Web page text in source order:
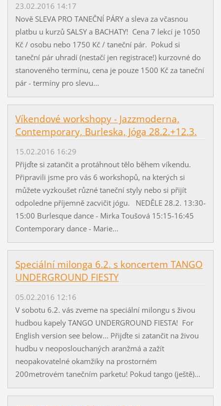
23.02.2016 14:17
Nově SLEVA PRO TANEČNÍ PÁRY a sleva za včasnou
platbu u kurzů SALSY a BACHATY! Cena 7 lekcí je 1050
Kč / osobu nebo 1750 Kč / taneční pár. Pokud si
taneční pár uhradí (nestačí jen registrace!) kurzovné do
stanoveného termínu, cena je pouze 1500 Kč za taneční
pár - termíny pro slevu...
Víkendové workshopy - Jazzmoderna,
Contemporary, Burleska, Jóga 28.2.+12.3.
15.02.2016 16:29
Přijďte si zatančit a protáhnout tělo během víkendu.
Připravili jsme pro vás 6 workshopů, na kterých si
můžete vyzkoušet různé taneční styly nebo si přijít
odpoledne příjemně zacvičit jógu. NEDĚLE 28.2. 13:30-
15:00 Burlesque dance - Mirka Toušová 15:15-16:45
Contemporary dance - Marie...
Speciální milonga 6.2. s koncertem TANGO
UNDERGROUND FIESTY
05.02.2016 12:16
V sobotu 6.2. vás zveme na speciální milongu s živou
hudbou kapely TANGO UNDERGROUND FIESTA! For
English version see below... Přijďte si zatančit na živou
hudbu v neoposlouchaných aranžmá a zažít
neopakovatelné okamžiky na prostorném
200metrovém tanečním parketu! Pokud tango (ještě)...